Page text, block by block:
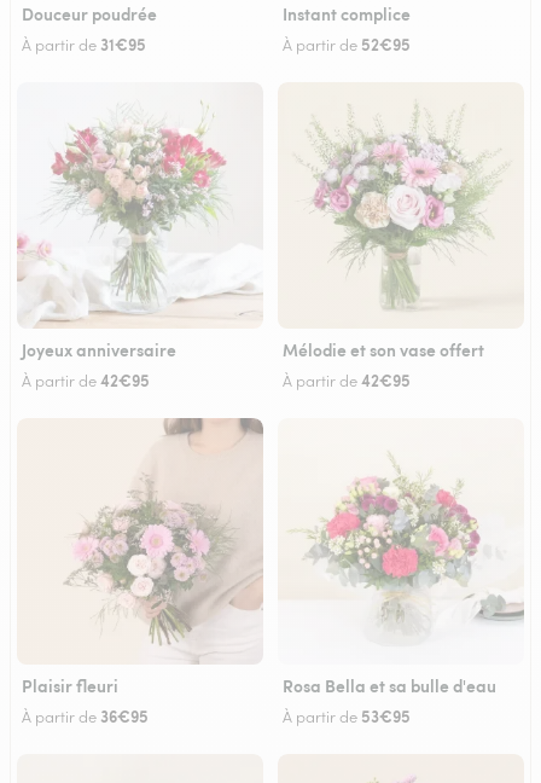
Douceur poudrée
À partir de 31€95
Instant complice
À partir de 52€95
Joyeux anniversaire
À partir de42€95
Mélodie et son vase offert
À partir de42€95
Plaisir fleuri
À partir de 36€95
Rosa Bella et sa bulle d'eau
À partir de 53€95